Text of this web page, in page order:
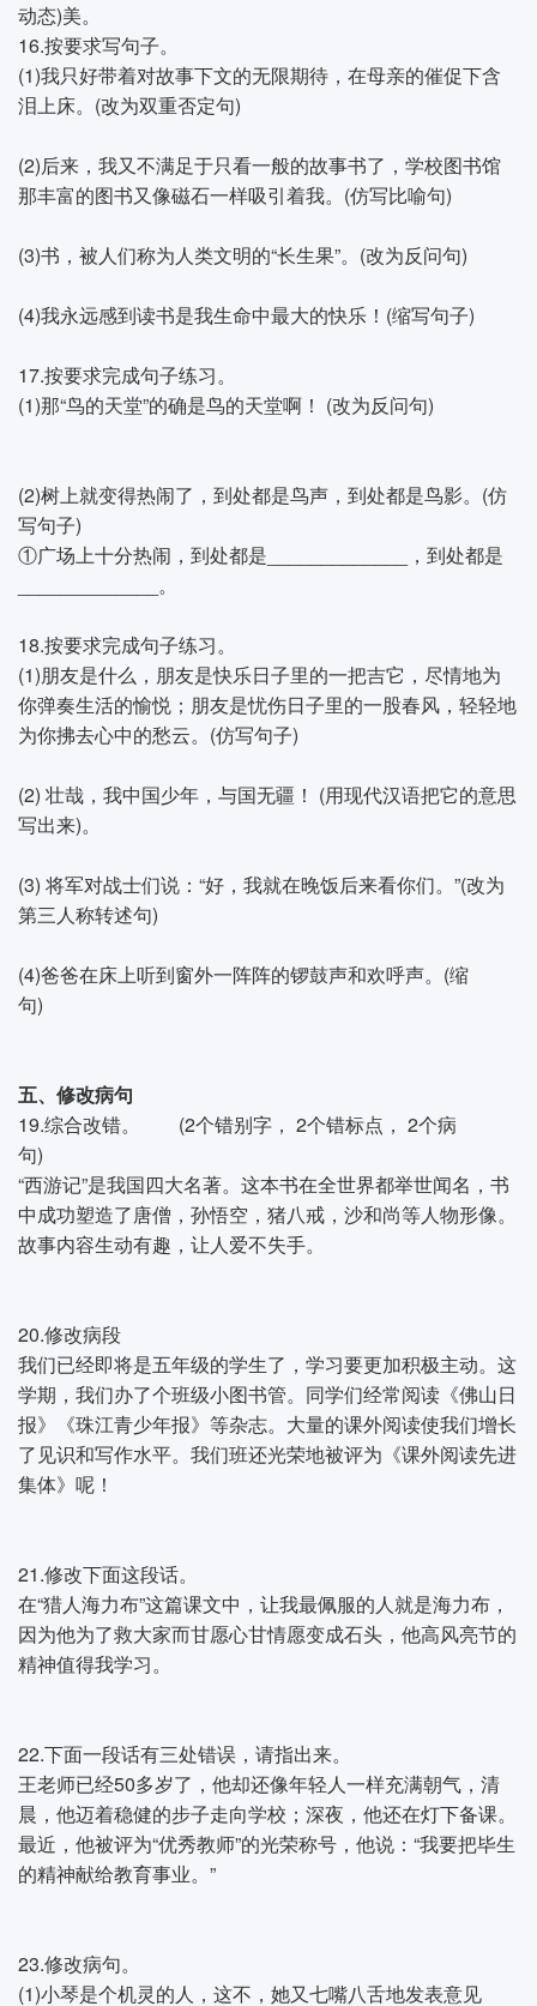
动态)美。
16.按要求写句子。
(1)我只好带着对故事下文的无限期待，在母亲的催促下含
泪上床。(改为双重否定句)
(2)后来，我又不满足于只看一般的故事书了，学校图书馆
那丰富的图书又像磁石一样吸引着我。(仿写比喻句)
(3)书，被人们称为人类文明的“长生果”。(改为反问句)
(4)我永远感到读书是我生命中最大的快乐！(缩写句子)
17.按要求完成句子练习。
(1)那“鸟的天堂”的确是鸟的天堂啊！ (改为反问句)
(2)树上就变得热闹了，到处都是鸟声，到处都是鸟影。(仿
写句子)
①广场上十分热闹，到处都是_____________，到处都是
_____________。
18.按要求完成句子练习。
(1)朋友是什么，朋友是快乐日子里的一把吉它，尽情地为
你弹奏生活的愉悦；朋友是忧伤日子里的一股春风，轻轻地
为你拂去心中的愁云。(仿写句子)
(2) 壮哉，我中国少年，与国无疆！ (用现代汉语把它的意思
写出来)。
(3) 将军对战士们说：“好，我就在晚饭后来看你们。”(改为
第三人称转述句)
(4)爸爸在床上听到窗外一阵阵的锣鼓声和欢呼声。(缩
句)
五、修改病句
19.综合改错。 (2个错别字， 2个错标点， 2个病
句)
“西游记”是我国四大名著。这本书在全世界都举世闻名，书
中成功塑造了唐僧，孙悟空，猪八戒，沙和尚等人物形像。
故事内容生动有趣，让人爱不失手。
20.修改病段
我们已经即将是五年级的学生了，学习要更加积极主动。这
学期，我们办了个班级小图书管。同学们经常阅读《佛山日
报》《珠江青少年报》等杂志。大量的课外阅读使我们增长
了见识和写作水平。我们班还光荣地被评为《课外阅读先进
集体》呢！
21.修改下面这段话。
在“猎人海力布”这篇课文中，让我最佩服的人就是海力布，
因为他为了救大家而甘愿心甘情愿变成石头，他高风亮节的
精神值得我学习。
22.下面一段话有三处错误，请指出来。
王老师已经50多岁了，他却还像年轻人一样充满朝气，清
晨，他迈着稳健的步子走向学校；深夜，他还在灯下备课。
最近，他被评为“优秀教师”的光荣称号，他说：“我要把毕生
的精神献给教育事业。”
23.修改病句。
(1)小琴是个机灵的人，这不，她又七嘴八舌地发表意见